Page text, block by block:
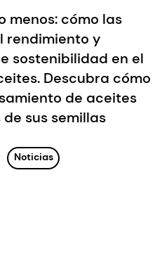
menos: cómo las
rendimiento y
sostenibilidad en el
Descubra cómo
de aceites
sus semillas
Noticias